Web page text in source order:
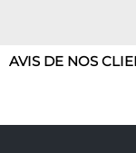
AVIS DE NOS